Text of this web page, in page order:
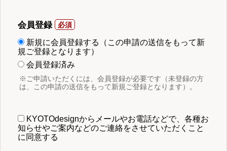
会員登録
新規に会員登録する（この申請の送信をもって新
規ご登録となります）
会員登録済み
※ご申請いただくには、会員登録が必要です（未登録の方
は、この申請の送信をもって新規ご登録となります）。
KYOTOdesignからメールやお電話などで、各種お
知らせやご案内などのご連絡をさせていただくこと
に同意する